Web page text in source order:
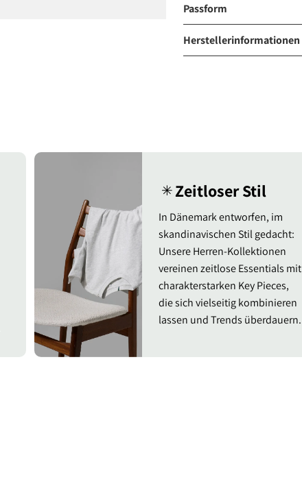
Passform
Herstellerinformationen
✳︎Zeitloser Stil
In Dänemark entworfen, im
skandinavischen Stil gedacht:
Unsere Herren-Kollektionen
vereinen zeitlose Essentials mit
charakterstarken Key Pieces,
die sich vielseitig kombinieren
lassen und Trends überdauern.